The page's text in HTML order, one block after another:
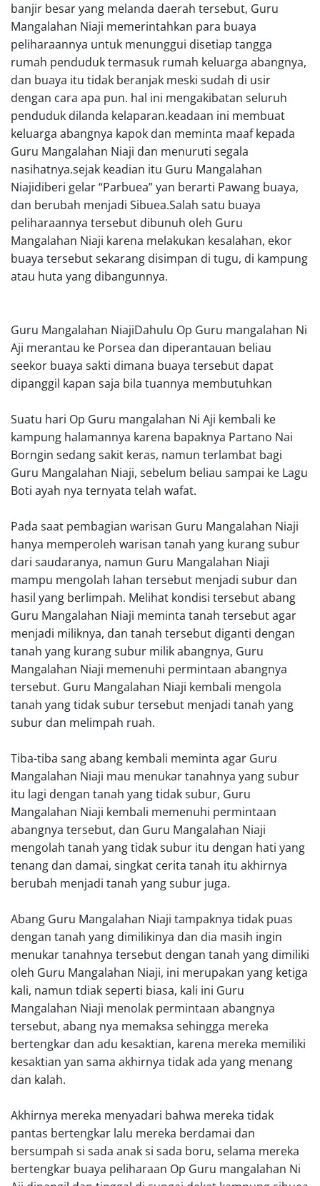
banjir besar yang melanda daerah tersebut, Guru
Mangalahan Niaji memerintahkan para buaya
peliharaannya untuk menunggui disetiap tangga
rumah penduduk termasuk rumah keluarga abangnya,
dan buaya itu tidak beranjak meski sudah di usir
dengan cara apa pun. hal ini mengakibatan seluruh
penduduk dilanda kelaparan.keadaan ini membuat
keluarga abangnya kapok dan meminta maaf kepada
Guru Mangalahan Niaji dan menuruti segala
nasihatnya.sejak keadian itu Guru Mangalahan
Niajidiberi gelar “Parbuea” yan berarti Pawang buaya,
dan berubah menjadi Sibuea.Salah satu buaya
peliharaannya tersebut dibunuh oleh Guru
Mangalahan Niaji karena melakukan kesalahan, ekor
buaya tersebut sekarang disimpan di tugu, di kampung
atau huta yang dibangunnya.
Guru Mangalahan NiajiDahulu Op Guru mangalahan Ni
Aji merantau ke Porsea dan diperantauan beliau
seekor buaya sakti dimana buaya tersebut dapat
dipanggil kapan saja bila tuannya membutuhkan
Suatu hari Op Guru mangalahan Ni Aji kembali ke
kampung halamannya karena bapaknya Partano Nai
Borngin sedang sakit keras, namun terlambat bagi
Guru Mangalahan Niaji, sebelum beliau sampai ke Lagu
Boti ayah nya ternyata telah wafat.
Pada saat pembagian warisan Guru Mangalahan Niaji
hanya memperoleh warisan tanah yang kurang subur
dari saudaranya, namun Guru Mangalahan Niaji
mampu mengolah lahan tersebut menjadi subur dan
hasil yang berlimpah. Melihat kondisi tersebut abang
Guru Mangalahan Niaji meminta tanah tersebut agar
menjadi miliknya, dan tanah tersebut diganti dengan
tanah yang kurang subur milik abangnya, Guru
Mangalahan Niaji memenuhi permintaan abangnya
tersebut. Guru Mangalahan Niaji kembali mengola
tanah yang tidak subur tersebut menjadi tanah yang
subur dan melimpah ruah.
Tiba-tiba sang abang kembali meminta agar Guru
Mangalahan Niaji mau menukar tanahnya yang subur
itu lagi dengan tanah yang tidak subur, Guru
Mangalahan Niaji kembali memenuhi permintaan
abangnya tersebut, dan Guru Mangalahan Niaji
mengolah tanah yang tidak subur itu dengan hati yang
tenang dan damai, singkat cerita tanah itu akhirnya
berubah menjadi tanah yang subur juga.
Abang Guru Mangalahan Niaji tampaknya tidak puas
dengan tanah yang dimilikinya dan dia masih ingin
menukar tanahnya tersebut dengan tanah yang dimiliki
oleh Guru Mangalahan Niaji, ini merupakan yang ketiga
kali, namun tdiak seperti biasa, kali ini Guru
Mangalahan Niaji menolak permintaan abangnya
tersebut, abang nya memaksa sehingga mereka
bertengkar dan adu kesaktian, karena mereka memiliki
kesaktian yan sama akhirnya tidak ada yang menang
dan kalah.
Akhirnya mereka menyadari bahwa mereka tidak
pantas bertengkar lalu mereka berdamai dan
bersumpah si sada anak si sada boru, selama mereka
bertengkar buaya peliharaan Op Guru mangalahan Ni